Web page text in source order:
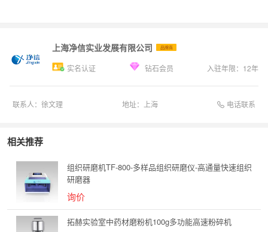
上海净信实业发展有限公司 品牌商
实名认证 钻石会员 入驻年限： 12年
联系人： 徐文理 地址： 上海 电话联系
相关推荐
组织研磨机TF-800-多样品组织研磨仪-高通量快速组织
研磨器
询价
拓赫实验室中药材磨粉机100g多功能高速粉碎机